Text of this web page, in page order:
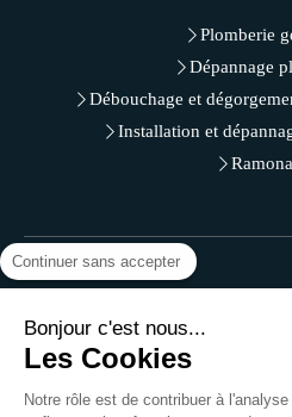
Plomberie
Dépannage
Débouchage et
Installation et
50 RUE
94250
Continuer sans accepter
Bonjour c'est nous...
Les Cookies
Notre rôle est de contribuer à l'analyse